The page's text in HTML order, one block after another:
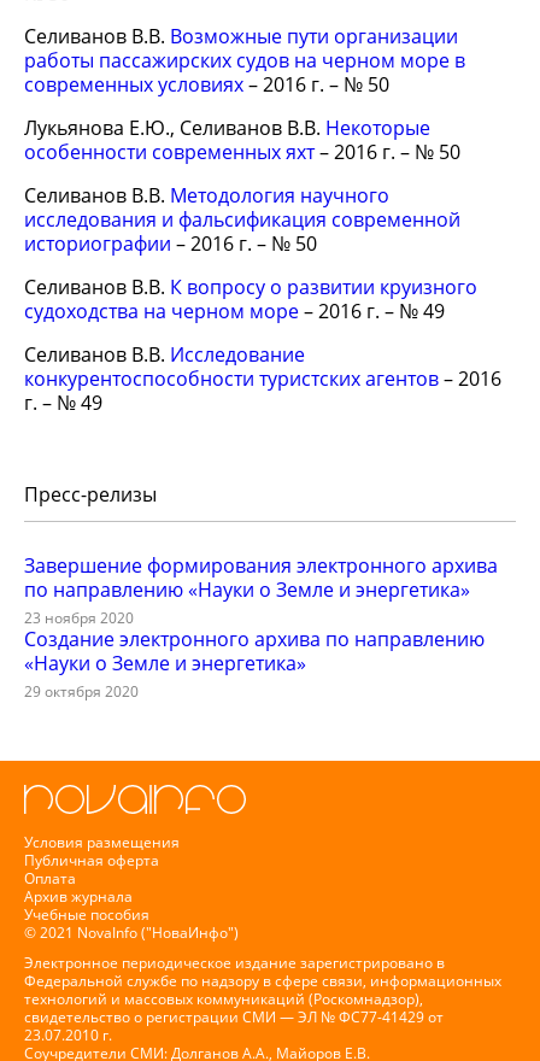
Селиванов В.В. Возможные пути организации
работы пассажирских судов на черном море в
современных условиях– 2016 г. – № 50
Лукьянова Е.Ю., Селиванов В.В. Некоторые
особенности современных яхт– 2016 г. – № 50
Селиванов В.В. Методология научного
исследования и фальсификация современной
историографии – 2016 г. – № 50
Селиванов В.В. К вопросу о развитии круизного
судоходства на черном море– 2016 г. – № 49
Селиванов В.В. Исследование
конкурентоспособности туристских агентов– 2016
г. – № 49
Пресс-релизы
Завершение формирования электронного архива
по направлению «Науки о Земле и энергетика»
23 ноября 2020
Создание электронного архива по направлению
«Науки о Земле и энергетика»
29 октября 2020
Условия размещения
Публичная оферта
Оплата
Архив журнала
Учебные пособия
© 2021 NovaInfo ("НоваИнфо")
Электронное периодическое издание зарегистрировано в
Федеральной службе по надзору в сфере связи, информационных
технологий и массовых коммуникаций (Роскомнадзор),
свидетельство о регистрации СМИ — ЭЛ № ФС77-41429 от
23.07.2010 г.
Соучредители СМИ: Долганов А.А., Майоров Е.В.